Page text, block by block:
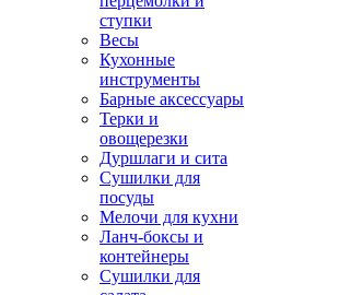
ступки
Весы
Кухонные
инструменты
Барные аксессуары
Терки и
овощерезки
Дуршлаги и сита
Сушилки для
посуды
Мелочи для кухни
Ланч-боксы и
контейнеры
Сушилки для